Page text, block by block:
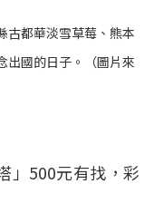
古都華淡雪草莓、熊本
出國的日子。（圖片來
」500元有找，彩